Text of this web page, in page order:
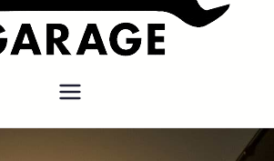
بنشر متنقل